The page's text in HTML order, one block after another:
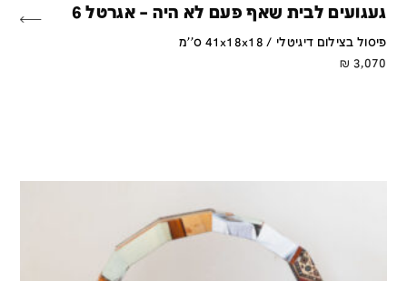
געגועים לבית שאף פעם לא היה – אגרטל 6
פיסול בצילום דיגיטלי / 41x18x18 ס''מ
3,070
₪